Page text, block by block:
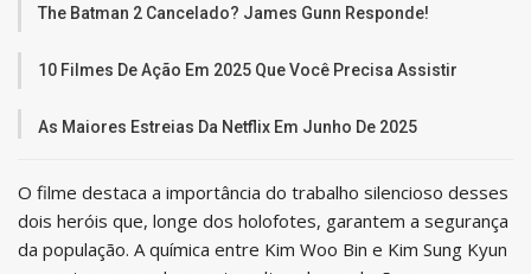
The Batman 2 Cancelado? James Gunn Responde!
10 Filmes De Ação Em 2025 Que Você Precisa Assistir
As Maiores Estreias Da Netflix Em Junho De 2025
O filme destaca a importância do trabalho silencioso desses
dois heróis que, longe dos holofotes, garantem a segurança
da população. A química entre Kim Woo Bin e Kim Sung Kyun